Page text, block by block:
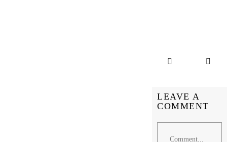
LEAVE A
COMMENT